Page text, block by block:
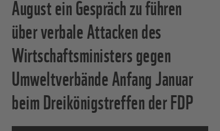
August ein Gespräch zu führen
über verbale Attacken des
Wirtschaftsministers gegen
Umweltverbände Anfang Januar
beim Dreikönigstreffen der FDP